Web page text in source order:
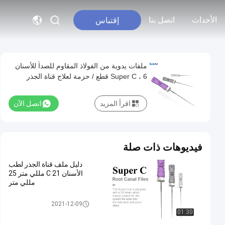
الأحداث اتصل بنا إقتباس
ملفات يدوية من الفولاذ المقاوم للصدأ للأسنان
Super C ، 6 قطع / حزمة لعلاج قناة الجذر
اتصل الآن اقرأ المزيد
فيديوهات ذات صلة
01:30
دليل ملف قناة الجذر لطب
الأسنان C 21 مللي متر 25
مللي متر
ملفات الروتاري إندو2021-12-09